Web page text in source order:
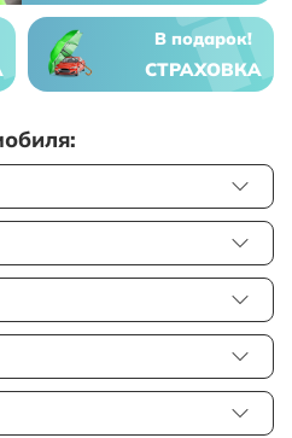
В подарок!
СТРАХОВКА